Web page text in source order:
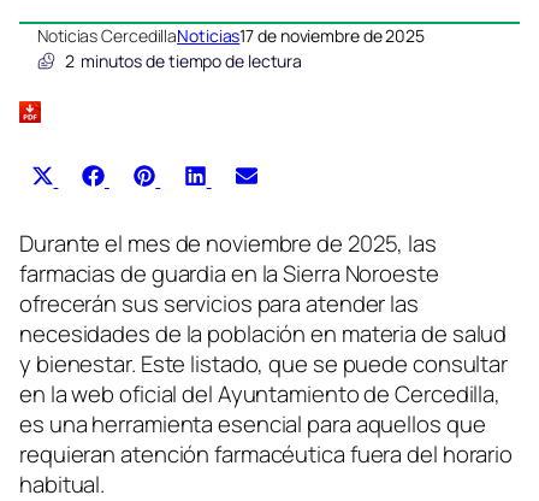
Noticias CercedillaNoticias17 de noviembre de 2025
2 minutos de tiempo de lectura
CompartirCompartir
FacebookCompartir
PinterestCompartir
LinkedInCompartir
Durante el mes de noviembre de 2025, las
farmacias de guardia en la Sierra Noroeste
ofrecerán sus servicios para atender las
necesidades de la población en materia de salud
y bienestar. Este listado, que se puede consultar
en la web oficial del Ayuntamiento de Cercedilla,
es una herramienta esencial para aquellos que
requieran atención farmacéutica fuera del horario
habitual.